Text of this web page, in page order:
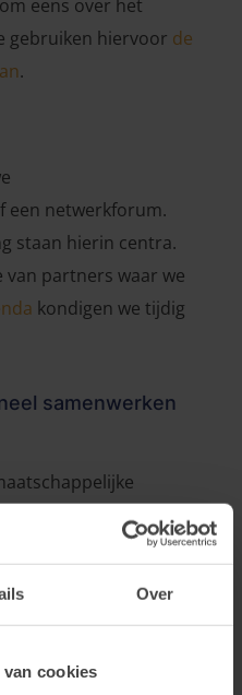
Over
cookies
eens over het
gebruiken hiervoor de
.
een netwerkforum.
staan hierin centra.
van partners waar we
kondigen we tijdig
samenwerken
uit de weg. Vaak zijn
Daarom stellen we
of bedekenken